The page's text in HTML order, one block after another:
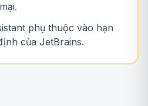
phụ thuộc vào hạn
của JetBrains.